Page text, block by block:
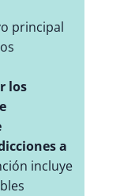
principal
los
a
incluye